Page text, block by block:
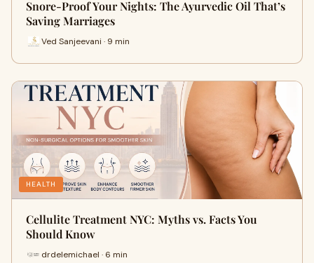
Snore-Proof Your Nights: The Ayurvedic Oil That’s
Saving Marriages
Ved Sanjeevani · 9 min
HEALTH
Cellulite Treatment NYC: Myths vs. Facts You
Should Know
drdelemichael · 6 min